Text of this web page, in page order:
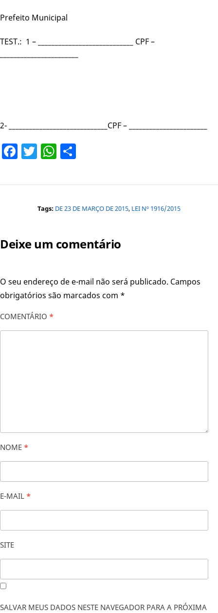
Prefeito Municipal
TEST.: 1 – ____________________________ CPF –
2- _____________________________CPF – _______________________
Facebook
TwitterWhatsApp
Tags: DE 23 DE MARÇO DE 2015, LEI Nº 1916/2015
Deixe um comentário
O seu endereço de e-mail não será publicado. Campos
obrigatórios são marcados com *
COMENTÁRIO *
NOME *
E-MAIL *
SITE
SALVAR MEUS DADOS NESTE NAVEGADOR PARA A PRÓXIMA